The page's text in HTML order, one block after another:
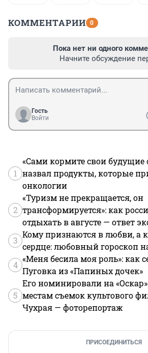
КОММЕНТАРИИ 0
Пока нет ни одного
Начните обсуждение
Гость
Войти
1
«Сами кормите свои будущие
назвал продукты, которые
онкологии
2
«Туризм не прекращается, он
трансформируется»: как
отдыхать в августе — ответ
3
Кому признаются в любви, а
сердце: любовный гороскоп
4
«Меня бесила моя роль»: как
Пуговка из «Папиных дочек»
5
Его номинировали на
местам съемок культового
Чухрая — фоторепортаж
ПРИСОЕДИНИТЬСЯ